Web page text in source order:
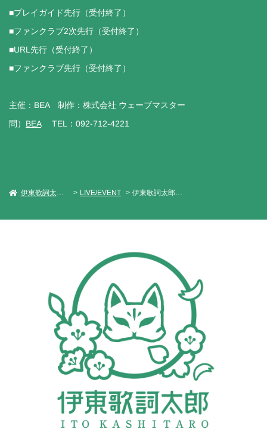
■プレイガイド先行（受付終了）
■ファンクラブ2次先行（受付終了）
■URL先行（受付終了）
■ファンクラブ先行（受付終了）
主催：BEA 制作：株式会社 ウェーブマスター
問） BEATEL：092-712-4221
伊東歌詞太郎 Official Web Site LIVE/EVENT 伊東歌詞太郎 ワンマンLIVEツアー2019 「君住む街へ」in 鹿児島